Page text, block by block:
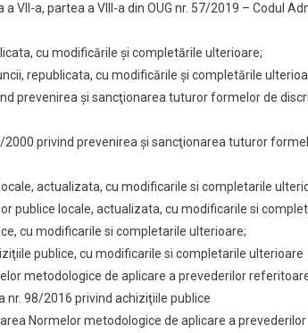
VII-a, partea a VIII-a din OUG nr. 57/2019 – Codul
cu modificările şi completările ulterioare;
republicata, cu modificările şi completările
prevenirea şi sancţionarea tuturor formelor de
privind prevenirea şi sancţionarea tuturor
actualizata, cu modificarile si completarile
publice locale, actualizata, cu modificarile si
cu modificarile si completarile ulterioare;
publice, cu modificarile si completarile ulterioare
metodologice de aplicare a prevederilor
98/2016 privind achiziţiile publice
Normelor metodologice de aplicare a